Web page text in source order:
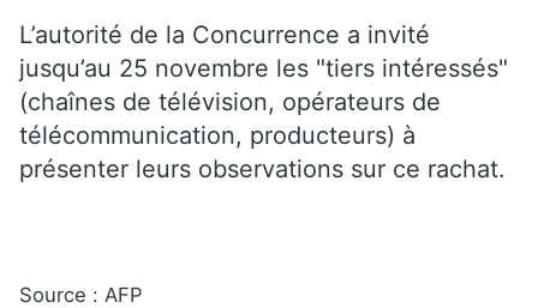
L’autorité de la Concurrence a invité
jusqu’au 25 novembre les "tiers intéressés"
(chaînes de télévision, opérateurs de
télécommunication, producteurs) à
présenter leurs observations sur ce rachat.
Source : AFP